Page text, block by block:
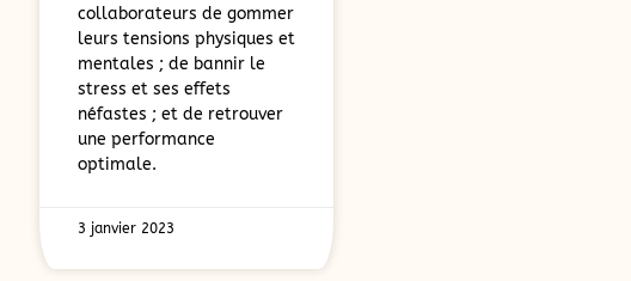
collaborateurs de gommer
leurs tensions physiques et
mentales ; de bannir le
stress et ses effets
néfastes ; et de retrouver
une performance
optimale.
3 janvier 2023